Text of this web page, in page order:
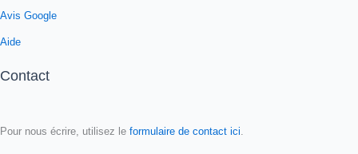
Avis Google
Aide
Contact
Pour nous écrire, utilisez le formulaire de contact ici.